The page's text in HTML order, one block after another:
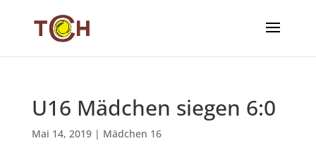
U16 Mädchen siegen 6:0
Mai 14, 2019| Mädchen 16